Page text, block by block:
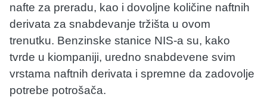
nafte za preradu, kao i dovoljne količine naftnih
derivata za snabdevanje tržišta u ovom
trenutku. Benzinske stanice NIS-a su, kako
tvrde u kiompaniji, uredno snabdevene svim
vrstama naftnih derivata i spremne da zadovolje
potrebe potrošača.